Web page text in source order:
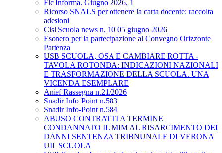
Flc Informa. Giugno 2026, 1
Ricorso SNALS per ottenere la carta docente: raccolta
adesioni
Cisl Scuola news n. 10 05 giugno 2026
Esonero per la partecipazione al Convegno Orizzonte
Partenza
USB SCUOLA, OSA E CAMBIARE ROTTA -
TAVOLA ROTONDA: INDICAZIONI NAZIONALI
E TRASFORMAZIONE DELLA SCUOLA. UNA
VICENDA ESEMPLARE
Anief Rassegna n.21/2026
Snadir Info-Point n.583
Snadir Info-Point n.584
ABUSO CONTRATTI A TERMINE
CONDANNATO IL MIM AL RISARCIMENTO DEI
DANNI SENTENZA TRIBNUNALE DI VERONA
UIL SCUOLA